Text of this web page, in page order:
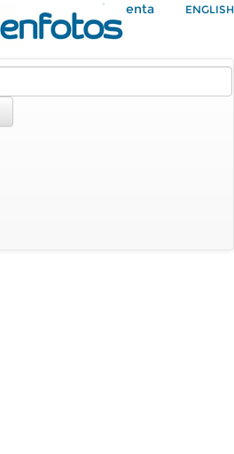
Mi Cuenta ENGLISH